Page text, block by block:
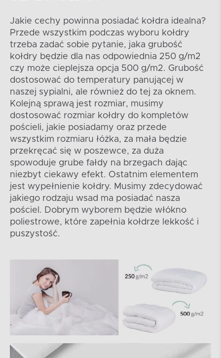
Jakie cechy powinna posiadać kołdra idealna?
Przede wszystkim podczas wyboru kołdry
trzeba zadać sobie pytanie, jaka grubość
kołdry będzie dla nas odpowiednia 250 g/m2
czy może cieplejsza opcja 500 g/m2. Grubość
dostosować do temperatury panującej w
naszej sypialni, ale również do tej za oknem.
Kolejną sprawą jest rozmiar, musimy
dostosować rozmiar kołdry do kompletów
pościeli, jakie posiadamy oraz przede
wszystkim rozmiaru łóżka, za mała będzie
przekręcać się w poszewce, za duża
spowoduje grube fałdy na brzegach dając
niezbyt ciekawy efekt. Ostatnim elementem
jest wypełnienie kołdry. Musimy zdecydować
jakiego rodzaju wsad ma posiadać nasza
pościel. Dobrym wyborem będzie włókno
poliestrowe, które zapełnia kołdrze lekkość i
puszystość.